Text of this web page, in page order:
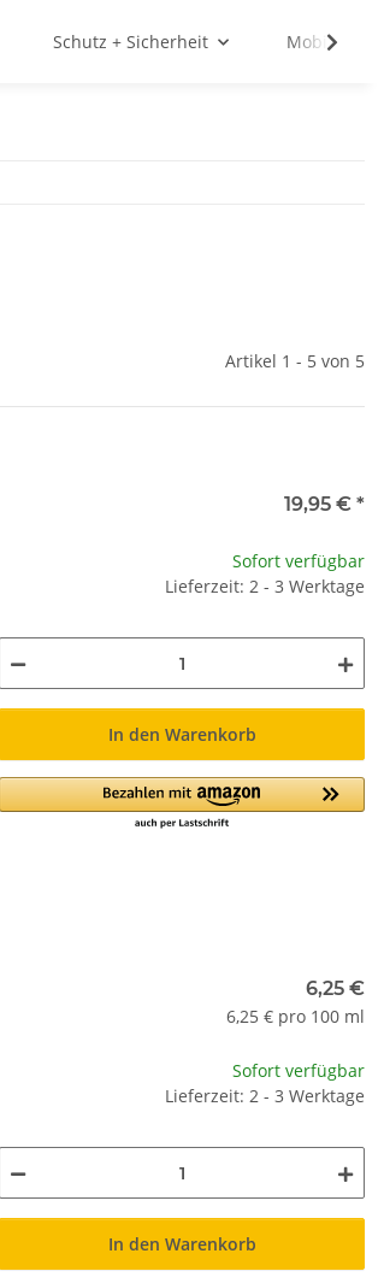
Schutz + Sicherheit Mobilität
Artikel 1 - 5 von 5
19,95 € *
Sofort verfügbar
Lieferzeit: 2 - 3 Werktage
In den Warenkorb
6,25 €
6,25 € pro 100 ml
Sofort verfügbar
Lieferzeit: 2 - 3 Werktage
In den Warenkorb